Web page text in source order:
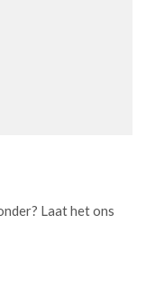
Laat het ons